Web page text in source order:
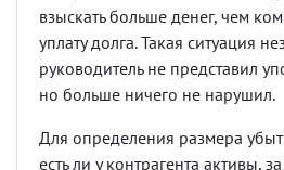
взыскать больше денег, чем
уплату долга. Такая ситуация
руководитель не представил
но больше ничего не нарушил.
Для определения размера
есть ли у контрагента активы,